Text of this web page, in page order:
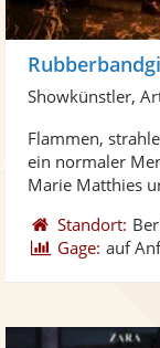
Showkünstler,
Flammen,
ein normaler
Marie Matthies
Standort:
Gage: auf